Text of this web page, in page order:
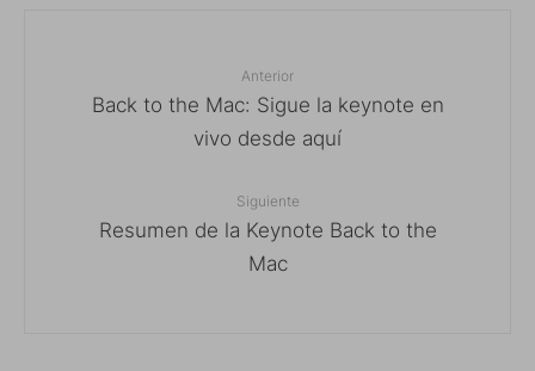
Anterior
Back to the Mac: Sigue la keynote en
vivo desde aquí
Siguiente
Resumen de la Keynote Back to the
Mac